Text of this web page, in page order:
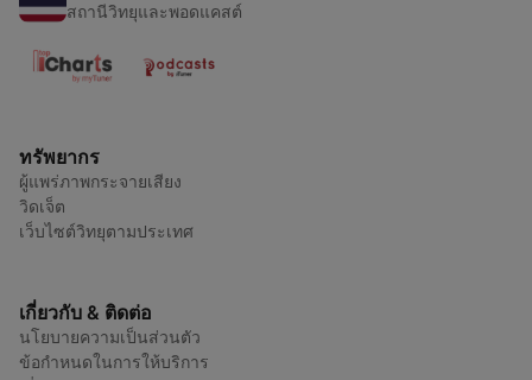
สถานีวิทยุและพอดแคสต์
ทรัพยากร
ผู้แพร่ภาพกระจายเสียง
วิดเจ็ต
เว็บไซต์วิทยุตามประเทศ
เกี่ยวกับ & ติดต่อ
นโยบายความเป็นส่วนตัว
ข้อกำหนดในการให้บริการ